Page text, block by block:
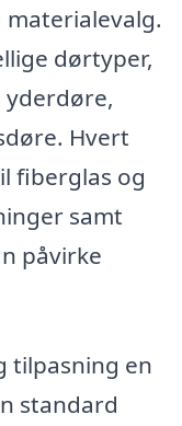
dørtyper,
Hvert
fiberglas og
samt
påvirke
tilpasning en
standard